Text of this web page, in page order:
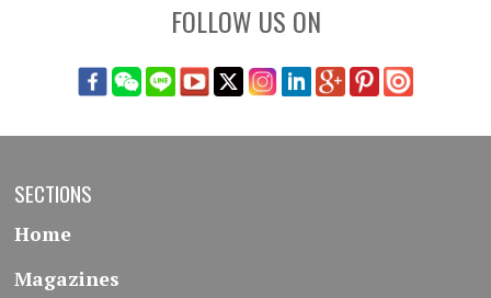
FOLLOW US ON
SECTIONS
Home
Magazines